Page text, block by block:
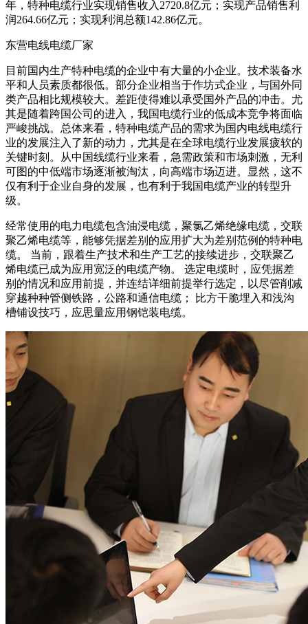
年，特种电缆行业实现销售收入2720.8亿元；实现产品销售利
润264.66亿元；实现利润总额142.86亿元。
东营电线电缆厂家
目前国内生产特种电缆的企业中有大量的小企业。技术装备水
平和人员素质都很低。部分企业相当于作坊式企业，与国外同
类产品相比规模较大。差距使得难以承受国外产品的冲击。尤
其是随着跨国公司的进入，我国电缆行业的低成本竞争将面临
严峻挑战。总体来看，特种电缆产品的需求为国内电线电缆行
业的发展注入了新的动力，尤其是在全球电缆行业发展疲软的
关键时刻。从中国线缆行业来看，急需政策和市场刺激，无利
可图的中低端市场逐渐被淘汰，向高端市场迈进。显然，这不
仅有利于企业自身的发展，也有利于我国电缆产业的转型升
级。
经常使用的电力电缆包含油浸电缆，聚氯乙烯绝缘电缆，交联
聚乙烯电缆等，能够凭据差别的应用扩大为差别范例的特种电
缆。 当前，跟着生产技术和生产工艺的接续进步，交联聚乙
烯电缆已成为应用宽泛的电缆产物。 选定电缆时，应凭据差
别的情况和应用前提，并连结详细前提举行选定，以尽管削减
穿越种种管侧铁路，公路和通信电缆； 比方干脆埋入和浅沟
槽铺设技巧，应思量应用钢铠装电缆。